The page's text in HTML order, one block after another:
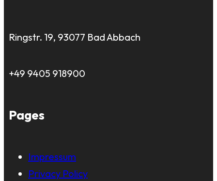
Ringstr. 19, 93077 Bad Abbach
+49 9405 918900
Pages
Impressum
Privacy Policy